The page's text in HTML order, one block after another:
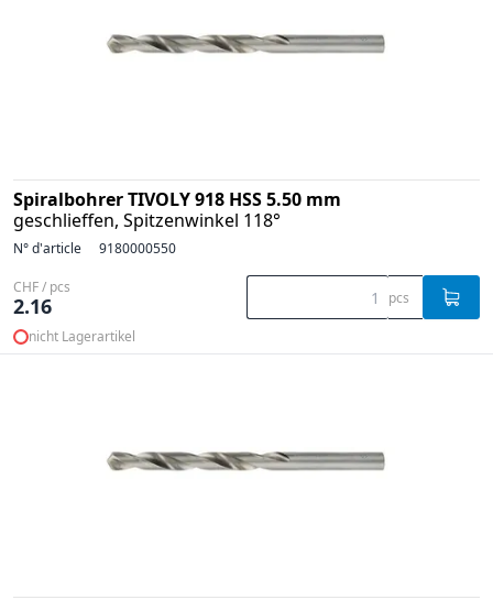
Spiralbohrer TIVOLY 918 HSS 5.50 mm
geschlieffen, Spitzenwinkel 118°
N° d'article 9180000550
CHF / pcs
2.16 pcs
nicht Lagerartikel